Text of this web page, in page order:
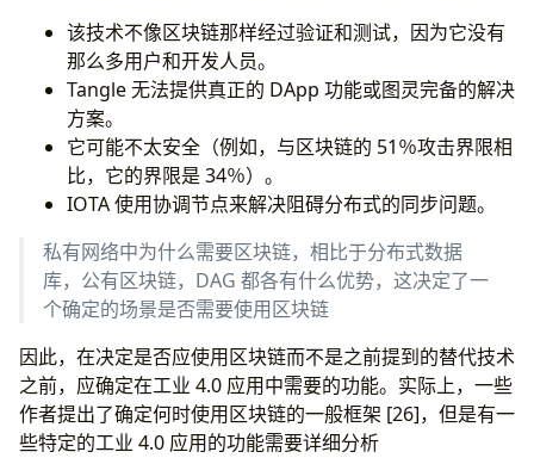
该技术不像区块链那样经过验证和测试，因为它没有
那么多用户和开发人员。
Tangle 无法提供真正的 DApp 功能或图灵完备的解决
方案。
它可能不太安全（例如，与区块链的 51％攻击界限相
比，它的界限是 34％）。
IOTA 使用协调节点来解决阻碍分布式的同步问题。
私有网络中为什么需要区块链，相比于分布式数据
库，公有区块链，DAG 都各有什么优势，这决定了一
个确定的场景是否需要使用区块链
因此，在决定是否应使用区块链而不是之前提到的替代技术
之前，应确定在工业 4.0 应用中需要的功能。实际上，一些
作者提出了确定何时使用区块链的一般框架 [26]，但是有一
些特定的工业 4.0 应用的功能需要详细分析